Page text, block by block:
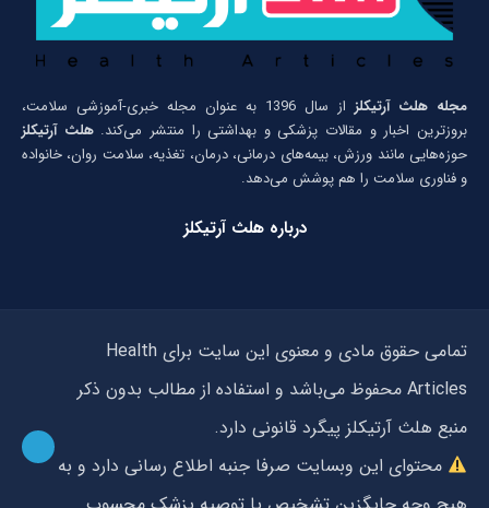
مجله هلث آرتیکلز
از سال 1396 به عنوان مجله خبری-آموزشی سلامت،
بروزترین اخبار و مقالات پزشکی و بهداشتی را منتشر می‌کند.هلث آرتیکلز
حوزه‌هایی مانند ورزش، بیمه‌های درمانی، درمان، تغذیه، سلامت روان، خانواده
و فناوری سلامت را هم پوشش می‌دهد.
درباره هلث آرتیکلز
تمامی حقوق مادی و معنوی این سایت برای Health
Articles محفوظ می‌باشد و استفاده از مطالب بدون ذکر
منبع هلث آرتیکلز پیگرد قانونی دارد.
محتوای این وبسایت صرفا جنبه اطلاع رسانی دارد و به